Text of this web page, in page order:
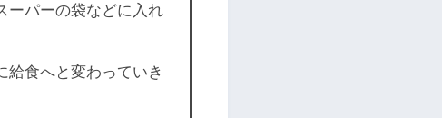
ーパーの袋などに入れ
給食へと変わっていき